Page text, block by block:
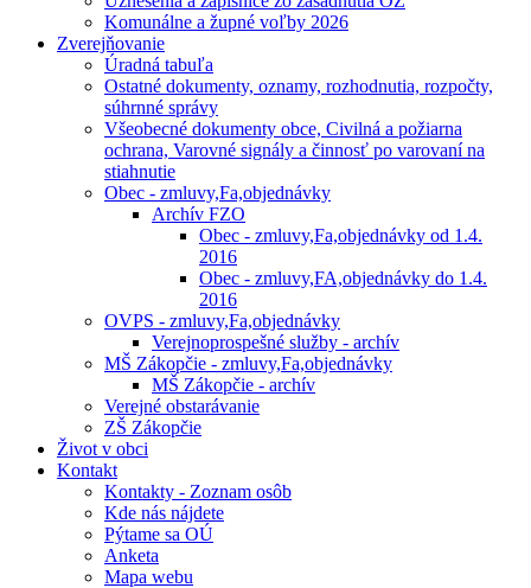
Komunálne a župné voľby 2026
Zverejňovanie
Úradná tabuľa
Ostatné dokumenty, oznamy, rozhodnutia, rozpočty,
súhrnné správy
Všeobecné dokumenty obce, Civilná a požiarna
ochrana, Varovné signály a činnosť po varovaní na
stiahnutie
Obec - zmluvy,Fa,objednávky
Archív FZO
Obec - zmluvy,Fa,objednávky od 1.4.
2016
Obec - zmluvy,FA,objednávky do 1.4.
2016
OVPS - zmluvy,Fa,objednávky
Verejnoprospešné služby - archív
MŠ Zákopčie - zmluvy,Fa,objednávky
MŠ Zákopčie - archív
Verejné obstarávanie
ZŠ Zákopčie
Život v obci
Kontakt
Kontakty - Zoznam osôb
Kde nás nájdete
Pýtame sa OÚ
Anketa
Mapa webu